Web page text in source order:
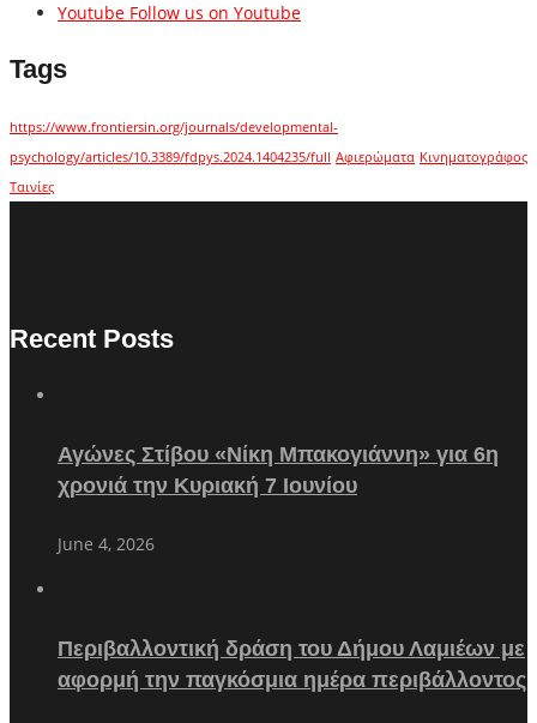
Youtube Follow us on Youtube
Tags
https://www.frontiersin.org/journals/developmental-
psychology/articles/10.3389/fdpys.2024.1404235/full Αφιερώματα Κινηματογράφος
Ταινίες
Recent Posts
Αγώνες Στίβου «Νίκη Μπακογιάννη» για 6η
χρονιά την Κυριακή 7 Ιουνίου
June 4, 2026
Περιβαλλοντική δράση του Δήμου Λαμιέων με
αφορμή την παγκόσμια ημέρα περιβάλλοντος